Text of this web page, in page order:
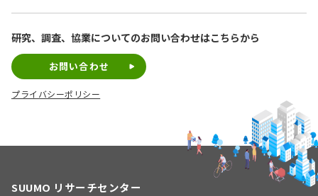
研究、調査、協業についてのお問い合わせはこちらから
お問い合わせ
プライバシーポリシー
SUUMO リサーチセンター